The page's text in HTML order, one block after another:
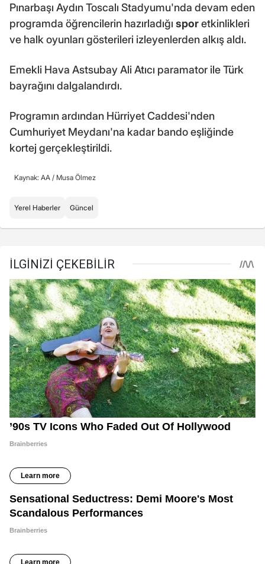
Pınarbaşı Aydın Toscalı Stadyumu'nda devam eden
programda öğrencilerin hazırladığı sporetkinlikleri
ve halk oyunları gösterileri izleyenlerden alkış aldı.
Emekli Hava Astsubay Ali Atıcı paramator ile Türk
bayrağını dalgalandırdı.
Programın ardından Hürriyet Caddesi'nden
Cumhuriyet Meydanı'na kadar bando eşliğinde
kortej gerçekleştirildi.
Kaynak: AA / Musa Ölmez
Yerel Haberler Güncel